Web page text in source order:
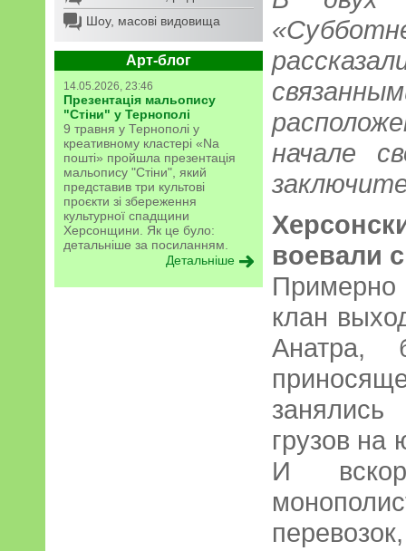
Шоу, масові видовища
Арт-блог
14.05.2026, 23:46
Презентація мальопису
"Стіни" у Тернополі
9 травня у Тернополі у
креативному кластері «Na
пошті» пройшла презентація
мальопису "Стіни", який
представив три культові
проєкти зі збереження
культурної спадщини
Херсонщини. Як це було:
детальніше за посиланням.
Детальніше
начале
воевали
клан
Анатра,
грузов на
И